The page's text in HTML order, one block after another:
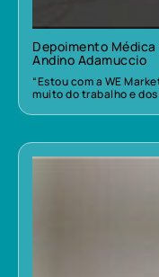
Depoimento
Andino Adamuccio
“Estou com a WE
muito do trabalho e